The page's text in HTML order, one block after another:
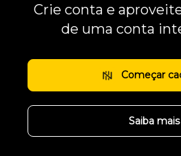
Crie conta e
de uma conta
Começar
Saiba mais